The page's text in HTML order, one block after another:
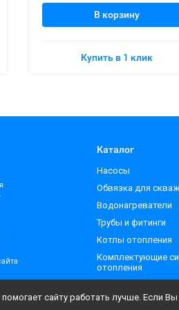
В корзину
Купить в 1 клик
Каталог
Насосы
Обвязка для
Водонагреватели
Трубы и фитинги
Котлы отопления
Комплектующие
отопления
сайту работать лучше. Если